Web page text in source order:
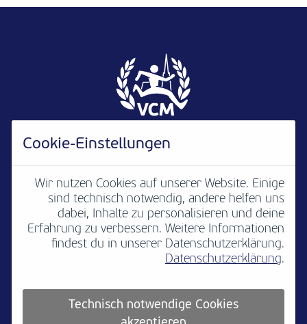
Newsletter Media Kontakt
Jobs Impressum
Teilnahmebedingungen Platzordnung
Cookie-Einstellungen
Wir nutzen Cookies auf unserer Website. Einige
sind technisch notwendig, andere helfen uns
dabei, Inhalte zu personalisieren und deine
Erfahrung zu verbessern. Weitere Informationen
findest du in unserer Datenschutzerklärung.
Datenschutzerklärung.
Technisch notwendige Cookies